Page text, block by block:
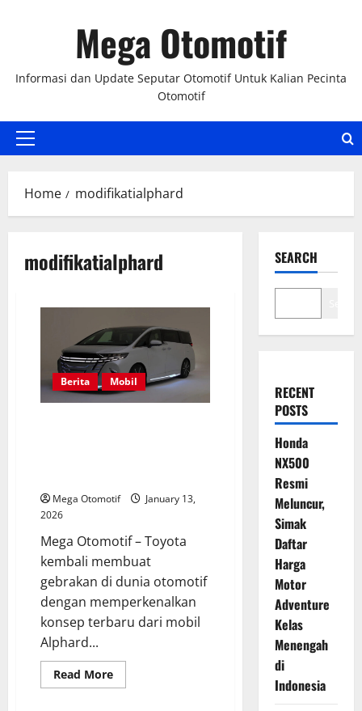
Mega Otomotif
Informasi dan Update Seputar Otomotif Untuk Kalian Pecinta
Otomotif
Primary
Home modifikatialphard
modifikatialphard
Berita Mobil
Mega Otomotif
January 13,
2026
Mega Otomotif – Toyota
kembali membuat
gebrakan di dunia otomotif
dengan memperkenalkan
konsep terbaru dari mobil
Alphard...
Read MoreRead
more
SEARCH
RECENT
POSTS
Honda
NX500
Resmi
Meluncur,
Simak
Daftar
Harga
Motor
Adventure
Kelas
Menengah
di
Indonesia